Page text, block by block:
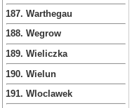
187. Warthegau
188. Wegrow
189. Wieliczka
190. Wielun
191. Wloclawek